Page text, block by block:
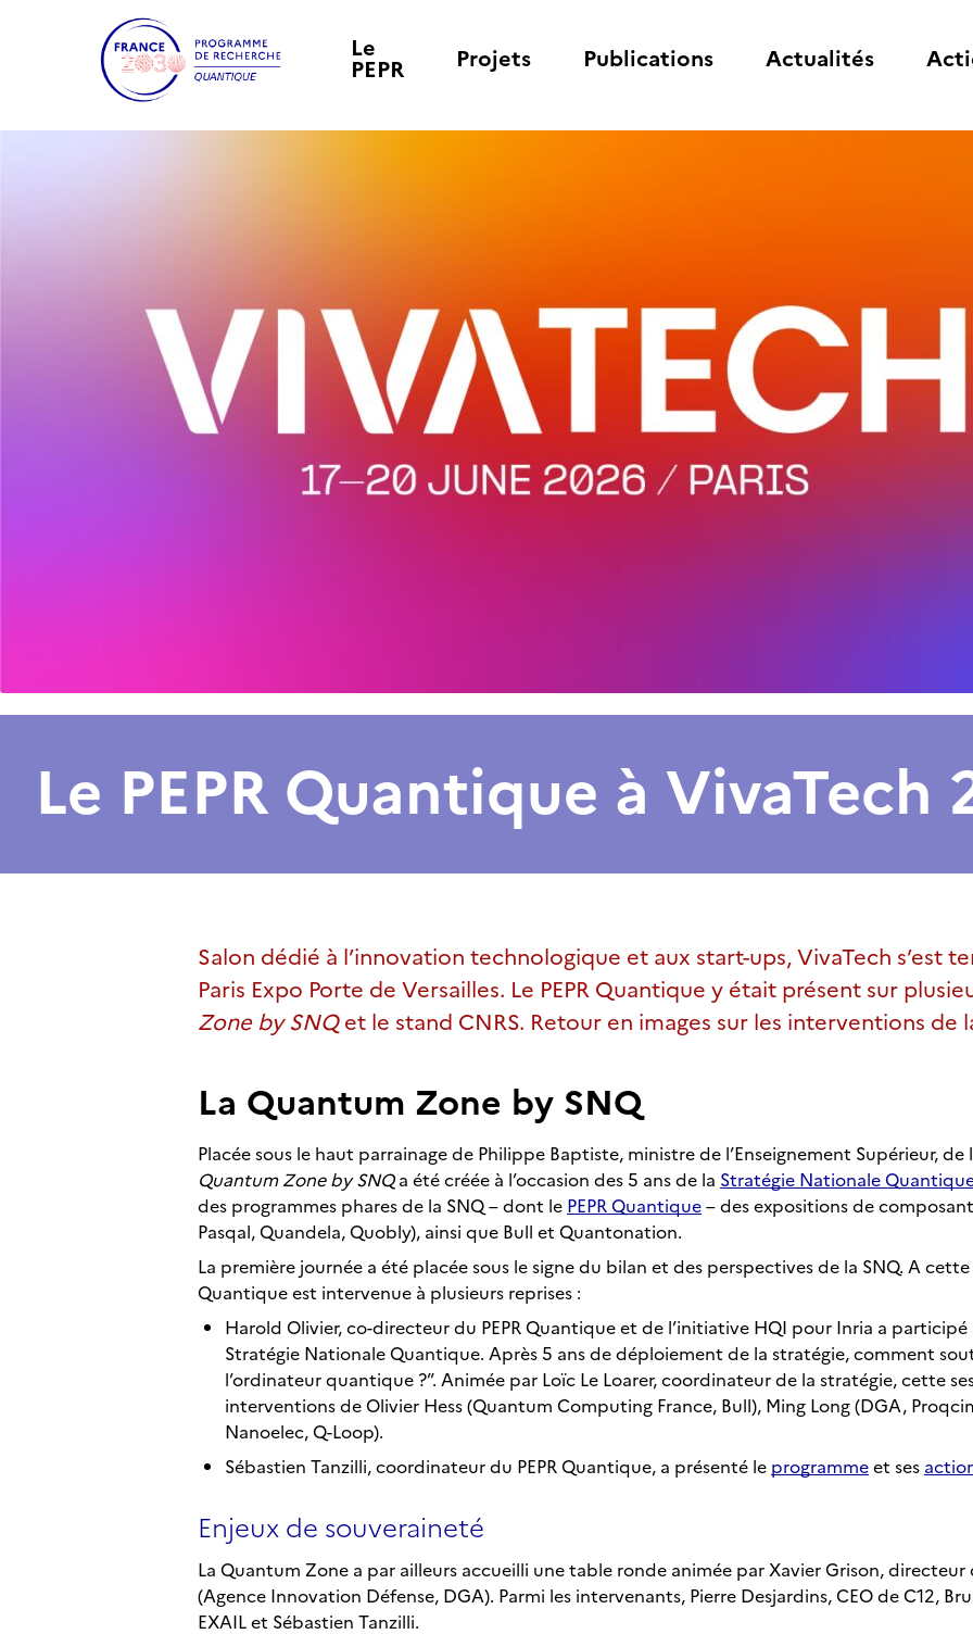
Le
PEPR Projets Publications Actualités
Le PEPR Quantique à VivaTech
Salon dédié à l’innovation technologique et aux start-ups, VivaTech s’est
Paris Expo Porte de Versailles. Le PEPR Quantique y était présent sur
Zone by SNQet le stand CNRS. Retour en images sur les interventions
La Quantum Zone by SNQ
Placée sous le haut parrainage de Philippe Baptiste, ministre de l’Enseignement Supérieur, de
Quantum Zone by SNQa été créée à l’occasion des 5 ans de la Stratégie Nationale
des programmes phares de la SNQ – dont le PEPR Quantique– des expositions de
Pasqal, Quandela, Quobly), ainsi que Bull et Quantonation.
La première journée a été placée sous le signe du bilan et des perspectives de la SNQ. A
Quantique est intervenue à plusieurs reprises :
Harold Olivier, co-directeur du PEPR Quantique et de l’initiative HQI pour Inria a participé
Stratégie Nationale Quantique. Après 5 ans de déploiement de la stratégie, comment
l’ordinateur quantique ?”. Animée par Loïc Le Loarer, coordinateur de la stratégie, cette
interventions de Olivier Hess (Quantum Computing France, Bull), Ming Long (DGA,
Nanoelec, Q-Loop).
Sébastien Tanzilli, coordinateur du PEPR Quantique, a présenté le programmeet ses
Enjeux de souveraineté
La Quantum Zone a par ailleurs accueilli une table ronde animée par Xavier Grison,
(Agence Innovation Défense, DGA). Parmi les intervenants, Pierre Desjardins, CEO de C12,
EXAIL et Sébastien Tanzilli.